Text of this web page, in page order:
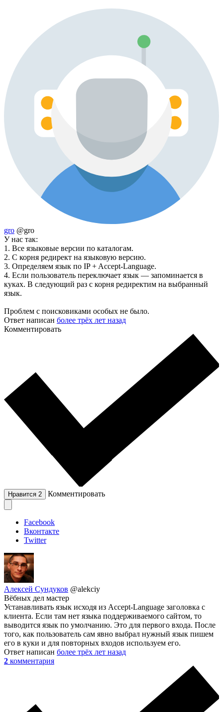
gro @gro
У нас так:
1. Все языковые версии по каталогам.
2. С корня редирект на языковую версию.
3. Определяем язык по IP + Accept-Language.
4. Если пользователь переключает язык — запоминается в
куках. В следующий раз с корня редиректим на выбранный
язык.
Проблем с поисковиками особых не было.
Ответ написан более трёх лет назад
Комментировать
Нравится 2 Комментировать
Facebook
Вконтакте
Twitter
Алексей Сундуков @alekciy
Вёбных дел мастер
Устанавливать язык исходя из Accept-Language заголовка с
клиента. Если там нет языка поддерживаемого сайтом, то
выводится язык по умолчанию. Это для первого входа. После
того, как пользователь сам явно выбрал нужный язык пишем
его в куки и для повторных входов используем его.
Ответ написан более трёх лет назад
2 комментария